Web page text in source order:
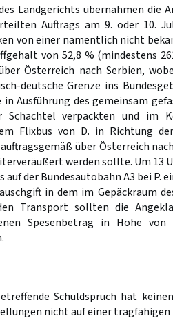
Landgerichts übernahmen die
Auftrags am 9. oder 10.
von einer namentlich nicht
von 52,8 % (mindestens
Österreich nach Serbien,
deutsche Grenze ins
in Ausführung des gemeinsam
verpackten und im
Flixbus von D. in Richtung
über Österreich
werden sollte. Um 13
auf der Bundesautobahn A3 bei
in dem im Gepäckraum
Transport sollten die
Spesenbetrag in Höhe
Schuldspruch hat
nicht auf einer tragfähigen